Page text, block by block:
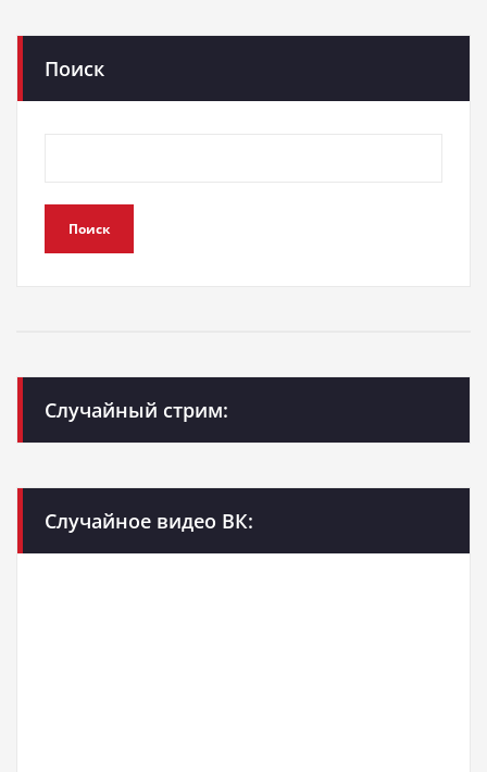
Поиск
Поиск
Случайный стрим:
Случайное видео ВК: